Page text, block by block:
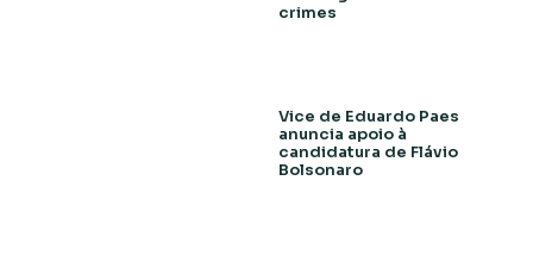
crimes
Vice de Eduardo Paes
anuncia apoio à
candidatura de Flávio
Bolsonaro